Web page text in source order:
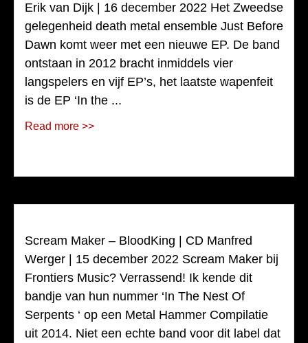
Erik van Dijk | 16 december 2022 Het Zweedse
gelegenheid death metal ensemble Just Before
Dawn komt weer met een nieuwe EP. De band
ontstaan in 2012 bracht inmiddels vier
langspelers en vijf EP’s, het laatste wapenfeit
is de EP ‘In the ...
Read more >>
Scream Maker – BloodKing | CD Manfred
Werger | 15 december 2022 Scream Maker bij
Frontiers Music? Verrassend! Ik kende dit
bandje van hun nummer ‘In The Nest Of
Serpents ‘ op een Metal Hammer Compilatie
uit 2014. Niet een echte band voor dit label dat